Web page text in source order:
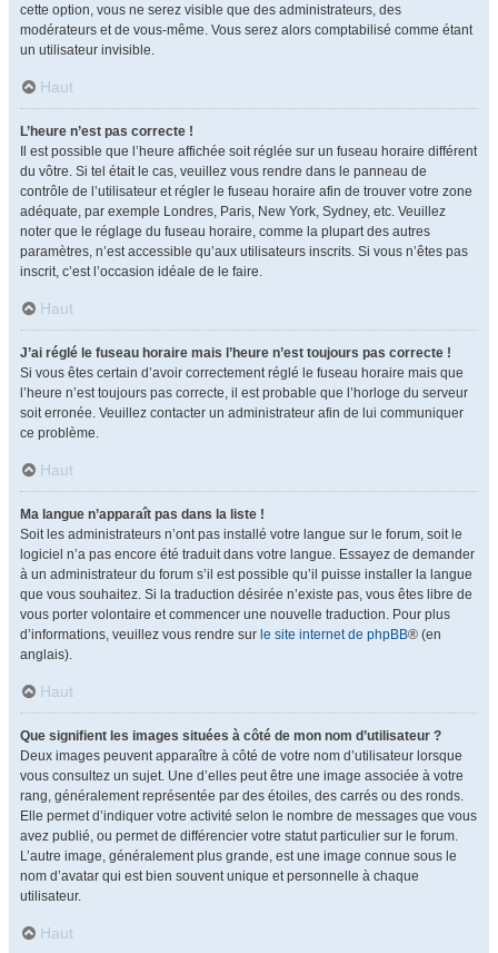
cette option, vous ne serez visible que des administrateurs, des
modérateurs et de vous-même. Vous serez alors comptabilisé comme étant
un utilisateur invisible.
Haut
L’heure n’est pas correcte !
Il est possible que l’heure affichée soit réglée sur un fuseau horaire différent
du vôtre. Si tel était le cas, veuillez vous rendre dans le panneau de
contrôle de l’utilisateur et régler le fuseau horaire afin de trouver votre zone
adéquate, par exemple Londres, Paris, New York, Sydney, etc. Veuillez
noter que le réglage du fuseau horaire, comme la plupart des autres
paramètres, n’est accessible qu’aux utilisateurs inscrits. Si vous n’êtes pas
inscrit, c’est l’occasion idéale de le faire.
Haut
J’ai réglé le fuseau horaire mais l’heure n’est toujours pas correcte !
Si vous êtes certain d’avoir correctement réglé le fuseau horaire mais que
l’heure n’est toujours pas correcte, il est probable que l’horloge du serveur
soit erronée. Veuillez contacter un administrateur afin de lui communiquer
ce problème.
Haut
Ma langue n’apparaît pas dans la liste !
Soit les administrateurs n’ont pas installé votre langue sur le forum, soit le
logiciel n’a pas encore été traduit dans votre langue. Essayez de demander
à un administrateur du forum s’il est possible qu’il puisse installer la langue
que vous souhaitez. Si la traduction désirée n’existe pas, vous êtes libre de
vous porter volontaire et commencer une nouvelle traduction. Pour plus
d’informations, veuillez vous rendre sur le site internet de phpBB® (en
anglais).
Haut
Que signifient les images situées à côté de mon nom d’utilisateur ?
Deux images peuvent apparaître à côté de votre nom d’utilisateur lorsque
vous consultez un sujet. Une d’elles peut être une image associée à votre
rang, généralement représentée par des étoiles, des carrés ou des ronds.
Elle permet d’indiquer votre activité selon le nombre de messages que vous
avez publié, ou permet de différencier votre statut particulier sur le forum.
L’autre image, généralement plus grande, est une image connue sous le
nom d’avatar qui est bien souvent unique et personnelle à chaque
utilisateur.
Haut